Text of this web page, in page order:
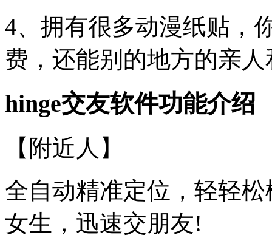
4、拥有很多动漫纸贴，
费，还能别的地方的亲
hinge交友软件功能介绍
【附近人】
全自动精准定位，轻轻
女生，迅速交朋友!